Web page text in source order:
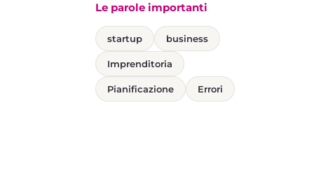
Le parole importanti
startup business
Imprenditoria
Pianificazione Errori